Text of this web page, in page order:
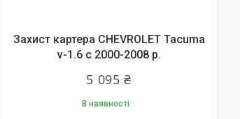
Захист картера CHEVROLET Tacuma
v-1.6 с 2000-2008 р.
5 095 ₴
В наявності